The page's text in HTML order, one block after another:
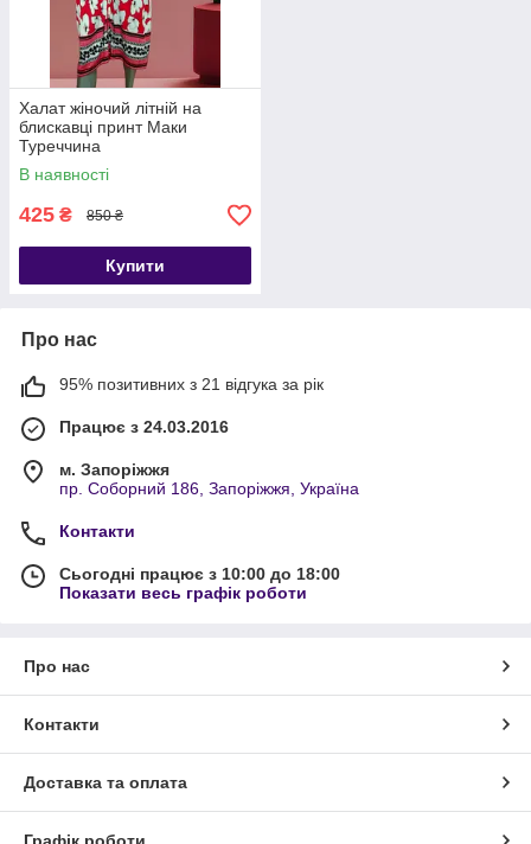
Халат жіночий літній на
блискавці принт Маки
Туреччина
В наявності
425 ₴ 850 ₴
Купити
Про нас
95% позитивних з 21 відгука за рік
Працює з 24.03.2016
м. Запоріжжя
пр. Соборний 186, Запоріжжя, Україна
Контакти
Сьогодні працює з 10:00 до 18:00
Показати весь графік роботи
Про нас
Контакти
Доставка та оплата